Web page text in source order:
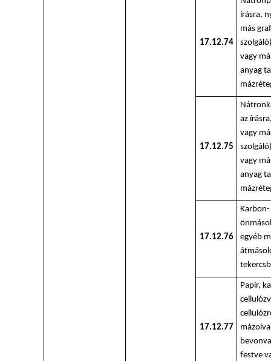
17.12.74
írásra,
más
vagy
anyag
17.12.75
az
vagy
vagy
anyag
17.12.76
egyéb
17.12.77
Papír,
festve